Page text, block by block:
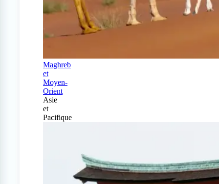
Maghreb
et
Moyen-
Orient
Asie
et
Pacifique